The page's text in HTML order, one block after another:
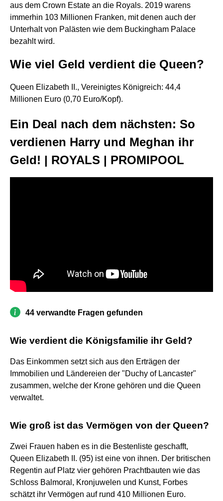
aus dem Crown Estate an die Royals. 2019 warens
immerhin 103 Millionen Franken, mit denen auch der
Unterhalt von Palästen wie dem Buckingham Palace
bezahlt wird.
Wie viel Geld verdient die Queen?
Queen Elizabeth II., Vereinigtes Königreich: 44,4
Millionen Euro (0,70 Euro/Kopf).
Ein Deal nach dem nächsten: So
verdienen Harry und Meghan ihr
Geld! | ROYALS | PROMIPOOL
44 verwandte Fragen gefunden
Wie verdient die Königsfamilie ihr Geld?
Das Einkommen setzt sich aus den Erträgen der
Immobilien und Ländereien der "Duchy of Lancaster"
zusammen, welche der Krone gehören und die Queen
verwaltet.
Wie groß ist das Vermögen von der Queen?
Zwei Frauen haben es in die Bestenliste geschafft,
Queen Elizabeth II. (95) ist eine von ihnen. Der britischen
Regentin auf Platz vier gehören Prachtbauten wie das
Schloss Balmoral, Kronjuwelen und Kunst, Forbes
schätzt ihr Vermögen auf rund 410 Millionen Euro.